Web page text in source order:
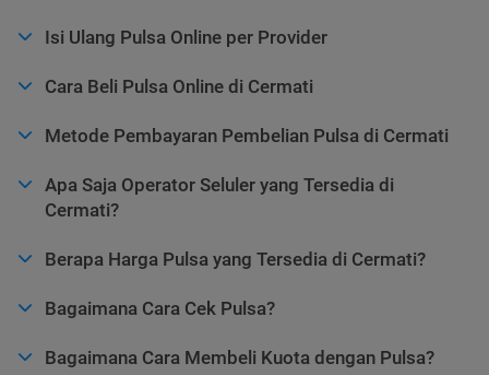
Isi Ulang Pulsa Online per Provider
Cara Beli Pulsa Online di Cermati
Metode Pembayaran Pembelian Pulsa di Cermati
Apa Saja Operator Seluler yang Tersedia di
Cermati?
Berapa Harga Pulsa yang Tersedia di Cermati?
Bagaimana Cara Cek Pulsa?
Bagaimana Cara Membeli Kuota dengan Pulsa?